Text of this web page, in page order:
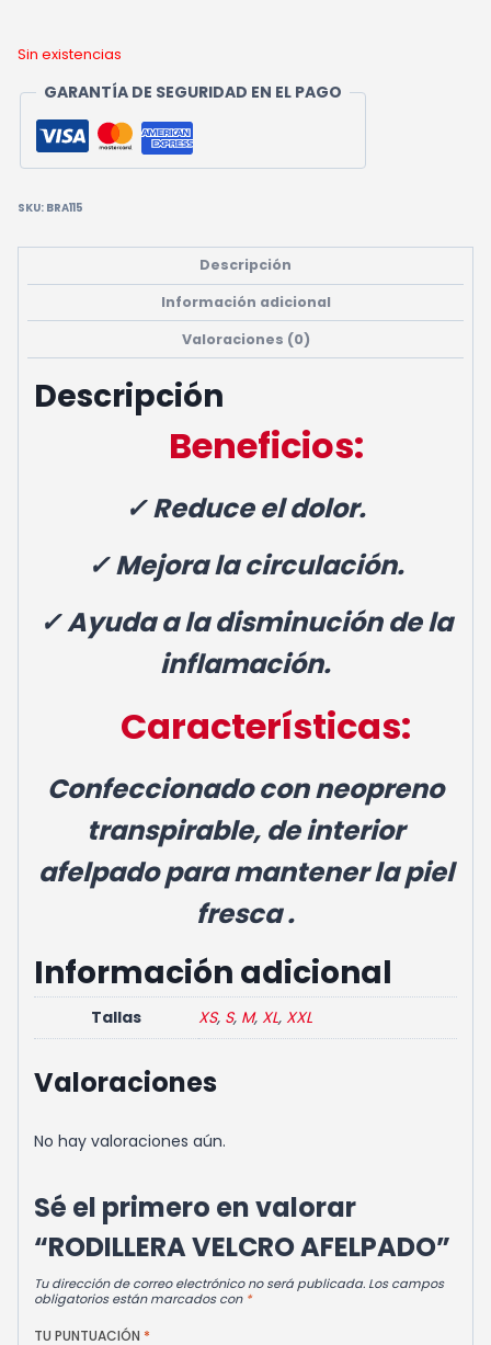
Sin existencias
GARANTÍA DE SEGURIDAD EN EL PAGO
SKU: BRA115
Descripción
Información adicional
Valoraciones (0)
Descripción
Beneficios:
✓ Reduce el dolor.
✓ Mejora la circulación.
✓ Ayuda a la disminución de la
inflamación.
Características:
Confeccionado con neopreno
transpirable, de interior
afelpado para mantener la piel
fresca.
Información adicional
Tallas XS, S, M, XL, XXL
Valoraciones
No hay valoraciones aún.
Sé el primero en valorar
“RODILLERA VELCRO AFELPADO”
Tu dirección de correo electrónico no será publicada. Los campos
obligatorios están marcados con *
TU PUNTUACIÓN *